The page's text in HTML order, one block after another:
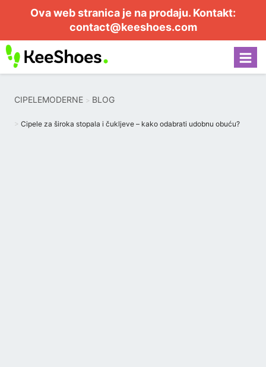
Ova web stranica je na prodaju. Kontakt:
contact@keeshoes.com
CIPELEMODERNE BLOG
Cipele za široka stopala i čukljeve – kako odabrati udobnu obuću?